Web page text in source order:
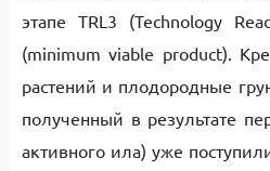
этапе TRL3 (Technology
(minimum viable product).
растений и плодородные
полученный в результате
активного ила) уже